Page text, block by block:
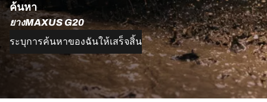
ค้นหา
ยางMAXUS G20
ระบุการค้นหาของฉันให้เสร็จสิ้น